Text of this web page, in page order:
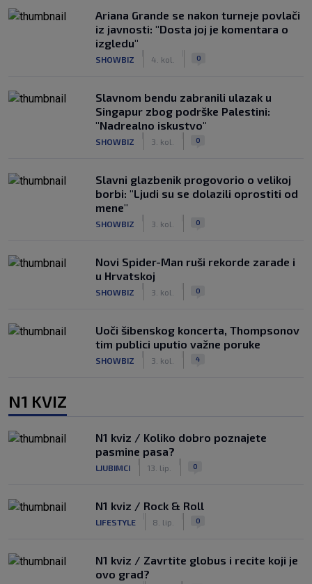
Ariana Grande se nakon turneje povlači
iz javnosti: "Dosta joj je komentara o
izgledu"
SHOWBIZ 4. kol. 0
Slavnom bendu zabranili ulazak u
Singapur zbog podrške Palestini:
"Nadrealno iskustvo"
SHOWBIZ 3. kol. 0
Slavni glazbenik progovorio o velikoj
borbi: "Ljudi su se dolazili oprostiti od
mene"
SHOWBIZ 3. kol. 0
Novi Spider-Man ruši rekorde zarade i
u Hrvatskoj
SHOWBIZ 3. kol. 0
Uoči šibenskog koncerta, Thompsonov
tim publici uputio važne poruke
SHOWBIZ 3. kol. 4
N1 KVIZ
N1 kviz / Koliko dobro poznajete
pasmine pasa?
LJUBIMCI 13. lip. 0
N1 kviz / Rock & Roll
LIFESTYLE 8. lip. 0
N1 kviz / Zavrtite globus i recite koji je
ovo grad?